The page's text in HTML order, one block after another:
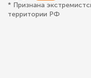
* Признана
территории РФ